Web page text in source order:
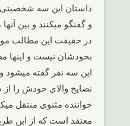
داستان این سه شخصیتی
و گفنگو میکنند و بین
در حقیقت این مطالب
بخودشان نیست و اینها
این سه نفر گفته میشود و
نصایح والای خودش را
خواننده مثنوی منتقل
معتقد است که از این